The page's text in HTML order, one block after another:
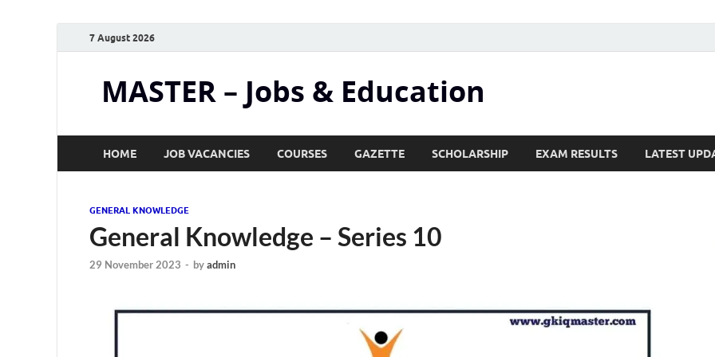
7 August 2026
MASTER – Jobs & Education
HOME JOB VACANCIES COURSES GAZETTE SCHOLARSHIP EXAM RESULTS LATEST
GENERAL KNOWLEDGE
General Knowledge – Series 10
29 November 2023 - byadmin